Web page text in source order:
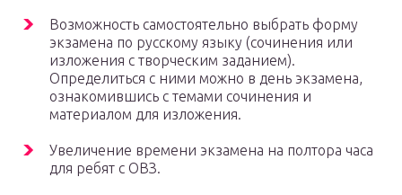
Возможность самостоятельно выбрать форму
экзамена по русскому языку (сочинения или
изложения с творческим заданием).
Определиться с ними можно в день экзамена,
ознакомившись с темами сочинения и
материалом для изложения.
Увеличение времени экзамена на полтора часа
для ребят с ОВЗ.